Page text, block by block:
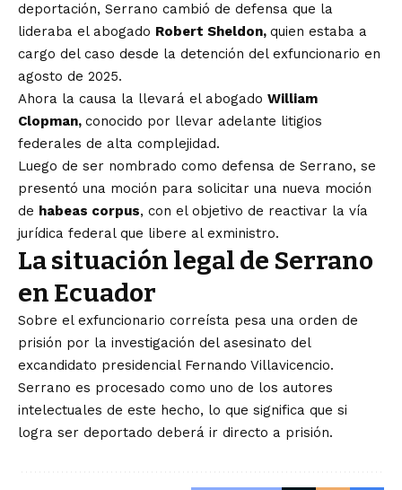
deportación, Serrano cambió de defensa que la
lideraba el abogado Robert Sheldon, quien estaba a
cargo del caso desde la detención del exfuncionario en
agosto de 2025.
Ahora la causa la llevará el abogado William
Clopman, conocido por llevar adelante litigios
federales de alta complejidad.
Luego de ser nombrado como defensa de Serrano, se
presentó una moción para solicitar una nueva moción
de habeas corpus, con el objetivo de reactivar la vía
jurídica federal que libere al exministro.
La situación legal de Serrano
en Ecuador
Sobre el exfuncionario correísta pesa una orden de
prisión por la investigación del asesinato del
excandidato presidencial Fernando Villavicencio.
Serrano es procesado como uno de los autores
intelectuales de este hecho, lo que significa que si
logra ser deportado deberá ir directo a prisión.